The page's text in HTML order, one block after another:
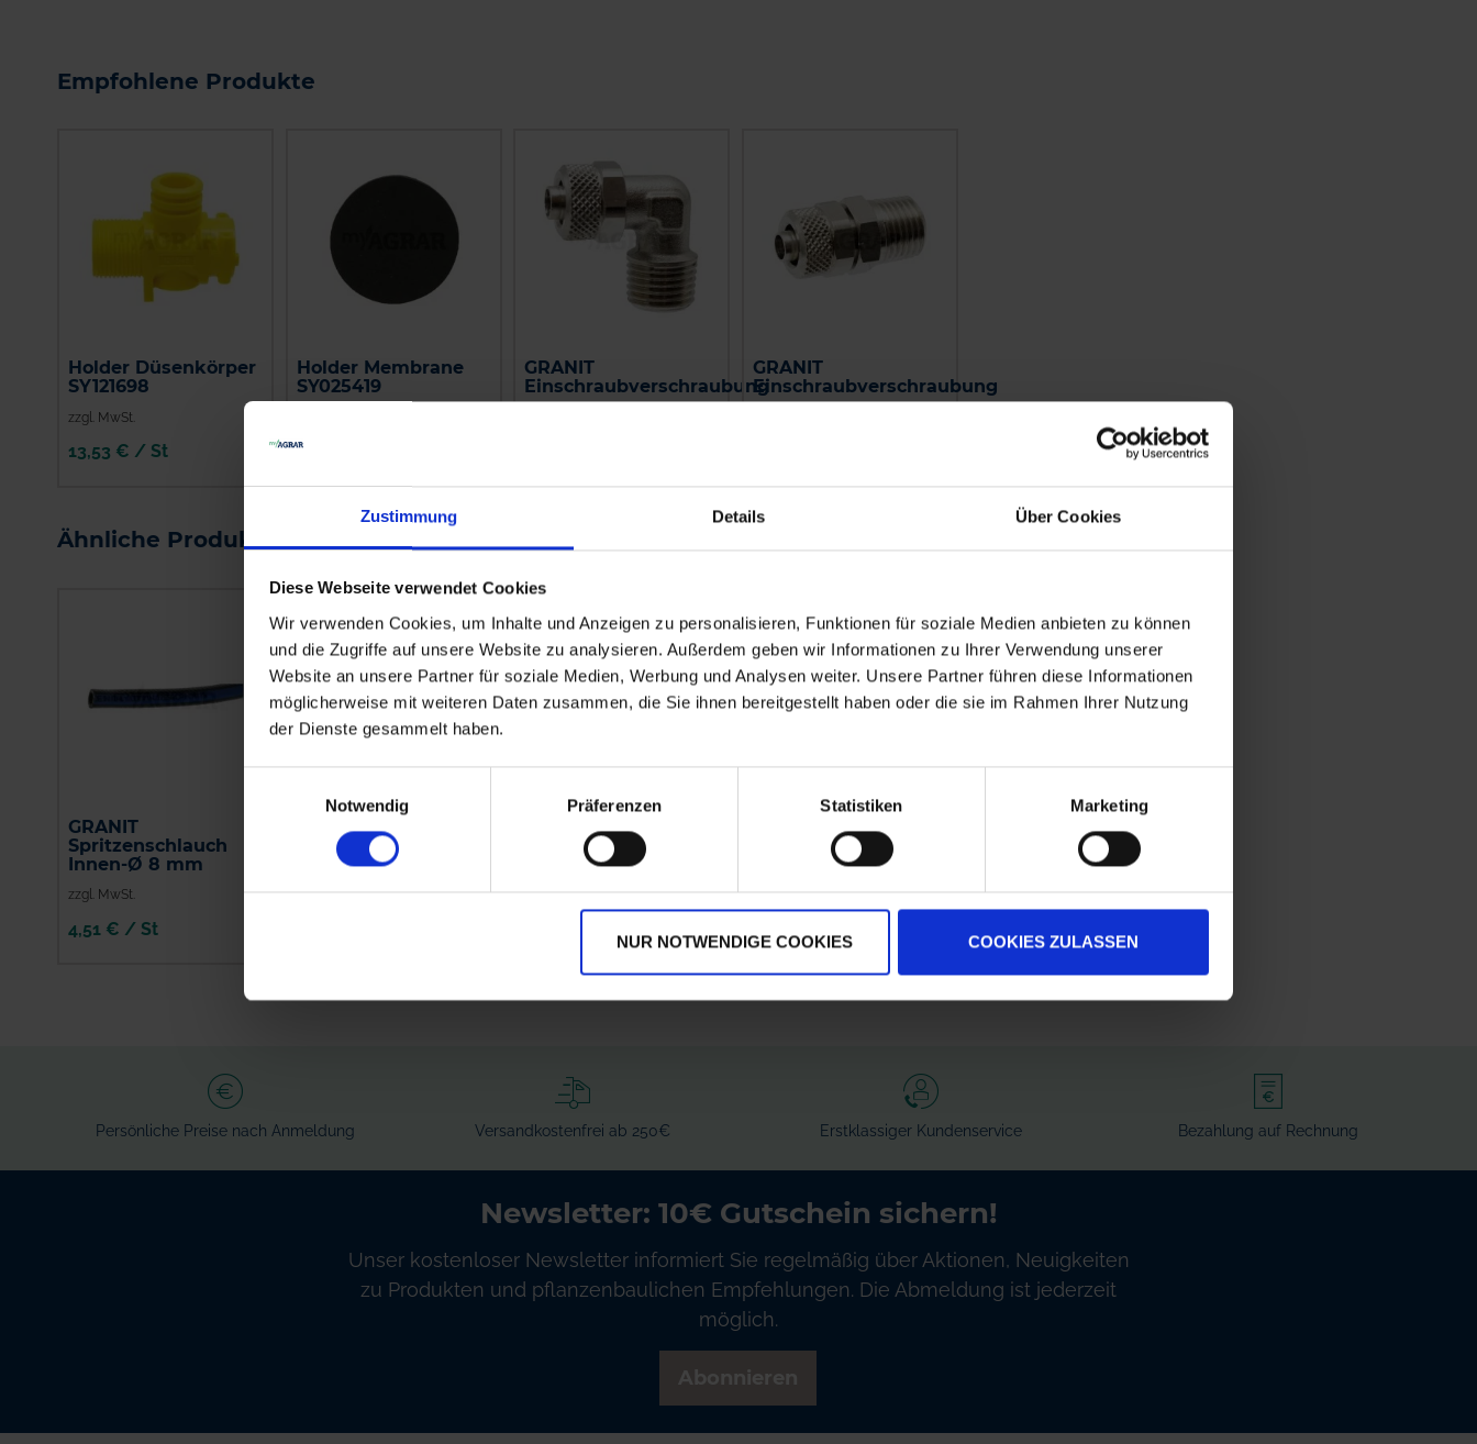
Zustimmung Details Über Cookies
Diese Webseite verwendet Cookies
Wir verwenden Cookies, um Inhalte und Anzeigen zu personalisieren, Funktionen für soziale Medien anbieten zu können
und die Zugriffe auf unsere Website zu analysieren. Außerdem geben wir Informationen zu Ihrer Verwendung unserer
Website an unsere Partner für soziale Medien, Werbung und Analysen weiter. Unsere Partner führen diese Informationen
möglicherweise mit weiteren Daten zusammen, die Sie ihnen bereitgestellt haben oder die sie im Rahmen Ihrer Nutzung
der Dienste gesammelt haben.
Notwendig
Präferenzen Statistiken Marketing
NUR NOTWENDIGE COOKIES COOKIES ZULASSEN
Empfohlene Produkte
Holder Düsenkörper
SY121698
zzgl. MwSt.
13,53 € / St
Holder Membrane
SY025419
4,70 € / St
IN DEN
WARENKORB
GRANIT
Einschraubverschraubung
IN DEN
GRANIT
Einschraubverschraubung
IN DEN
Ähnliche Produkte
GRANIT
Spritzenschlauch
Innen-Ø 8 mm
zzgl. MwSt.
4,51 € / St
Amazone Schlauch, 1
Meter
zzgl. MwSt.
Amazone
Alternativhahn
7206300
zzgl. MwSt.
IN DEN
Kverneland
Filterhahn kpl.
zzgl. MwSt.
IN DEN
Persönliche Preise nach Anmeldung Versandkostenfrei ab 250€ Erstklassiger Kundenservice Bezahlung auf Rechnung
Newsletter: 10€ Gutschein sichern!
Unser kostenloser Newsletter informiert Sie regelmäßig über Aktionen, Neuigkeiten
zu Produkten und pflanzenbaulichen Empfehlungen. Die Abmeldung ist jederzeit
möglich.